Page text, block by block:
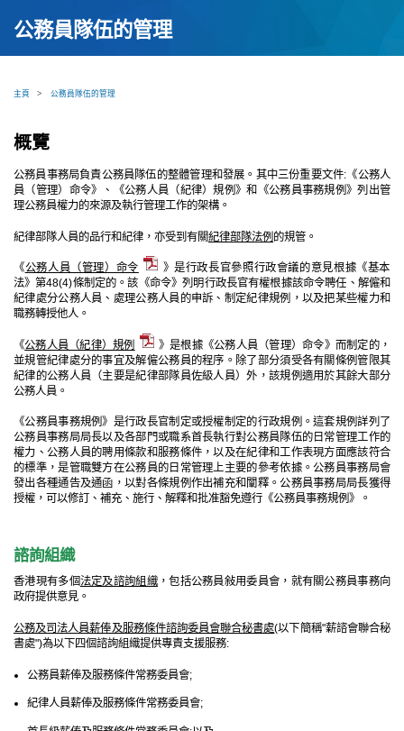
公務員隊伍的管理
主頁 > 公務員隊伍的管理
概覽
公務員事務局負責公務員隊伍的整體管理和發展。其中三份重要文件:《公務人
員（管理）命令》、《公務人員（紀律）規例》和《公務員事務規例》列出管
理公務員權力的來源及執行管理工作的架構。
紀律部隊人員的品行和紀律，亦受到有關紀律部隊法例 的規管。
《公務人員（管理）命令
》是行政長官參照行政會議的意見根據《基本
法》第48(4)條制定的。該《命令》列明行政長官有權根據該命令聘任、解僱和
紀律處分公務人員、處理公務人員的申訴、制定紀律規例，以及把某些權力和
職務轉授他人。
《公務人員（紀律）規例
》是根據《公務人員（管理）命令》而制定的，
並規管紀律處分的事宜及解僱公務員的程序。除了部分須受各有關條例管限其
紀律的公務人員（主要是紀律部隊員佐級人員）外，該規例適用於其餘大部分
公務人員。
《公務員事務規例》是行政長官制定或授權制定的行政規例。這套規例詳列了
公務員事務局局長以及各部門或職系首長執行對公務員隊伍的日常管理工作的
權力、公務人員的聘用條款和服務條件，以及在紀律和工作表現方面應該符合
的標準，是管職雙方在公務員的日常管理上主要的參考依據。公務員事務局會
發出各種通告及通函，以對各條規例作出補充和闡釋。公務員事務局局長獲得
授權，可以修訂、補充、施行、解釋和批准豁免遵行《公務員事務規例》。
諮詢組織
香港現有多個法定及諮詢組織，包括公務員敍用委員會，就有關公務員事務向
政府提供意見。
公務及司法人員薪俸及服務條件諮詢委員會聯合秘書處(以下簡稱"薪諮會聯合秘
書處")為以下四個諮詢組織提供專責支援服務:
公務員薪俸及服務條件常務委員會;
紀律人員薪俸及服務條件常務委員會;